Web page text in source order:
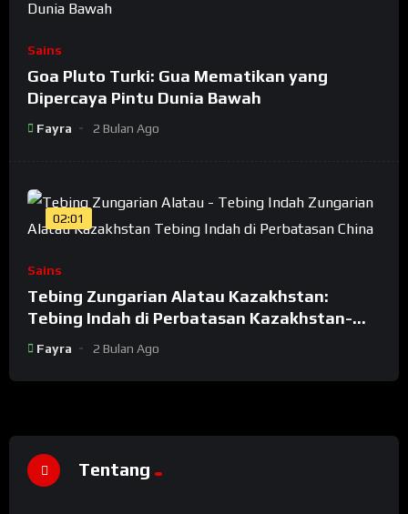
Sains
Goa Pluto Turki: Gua Mematikan yang
Dipercaya Pintu Dunia Bawah
Fayra 2 Bulan Ago
02:01
Sains
Tebing Zungarian Alatau Kazakhstan:
Tebing Indah di Perbatasan Kazakhstan-
China
Fayra 2 Bulan Ago
Tentang